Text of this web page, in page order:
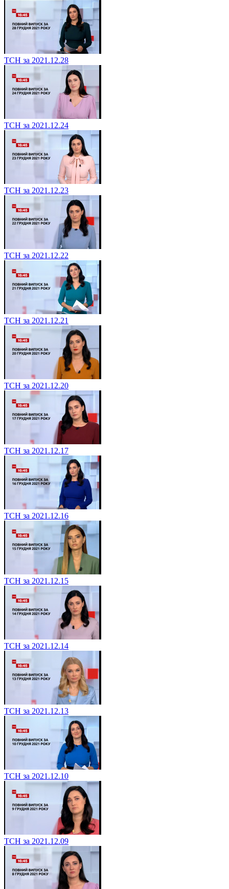
ТСН за 2021.12.28
ТСН за 2021.12.24
ТСН за 2021.12.23
ТСН за 2021.12.22
ТСН за 2021.12.21
ТСН за 2021.12.20
ТСН за 2021.12.17
ТСН за 2021.12.16
ТСН за 2021.12.15
ТСН за 2021.12.14
ТСН за 2021.12.13
ТСН за 2021.12.10
ТСН за 2021.12.09